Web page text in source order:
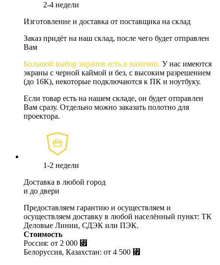
2-4 недели
Изготовление и доставка от поставщика на склад
Заказ придёт на наш склад, после чего будет отправлен
Вам
Большой выбор экранов есть в наличии. У нас имеются
экраны с черной каймой и без, с высоким разрешением
(до 16К), некоторые подключаются к ПК и ноутбуку.
Если товар есть на нашем складе, он будет отправлен
Вам сразу. Отдельно можно заказать полотно для
проектора.
1-2 недели
Доставка в любой город
и до двери
Предоставляем гарантию и осуществляем и
осуществляем доставку в любой населённый пункт: ТК
Деловые Линии, СДЭК или ПЭК.
Стоимость
Россия: от 2 000 ⃏
Белоруссия, Казахстан: от 4 500 ⃏